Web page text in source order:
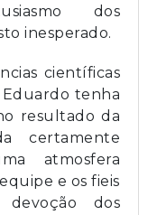
dos
inesperado.
científicas
tenha
resultado da
certamente
atmosfera
e os fieis
dos